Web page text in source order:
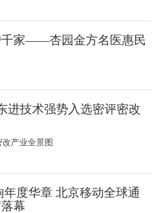
千家——杏园金方名医惠民
进技术强势入选密评密改
产业全景图
度华章 北京移动全球通
幕